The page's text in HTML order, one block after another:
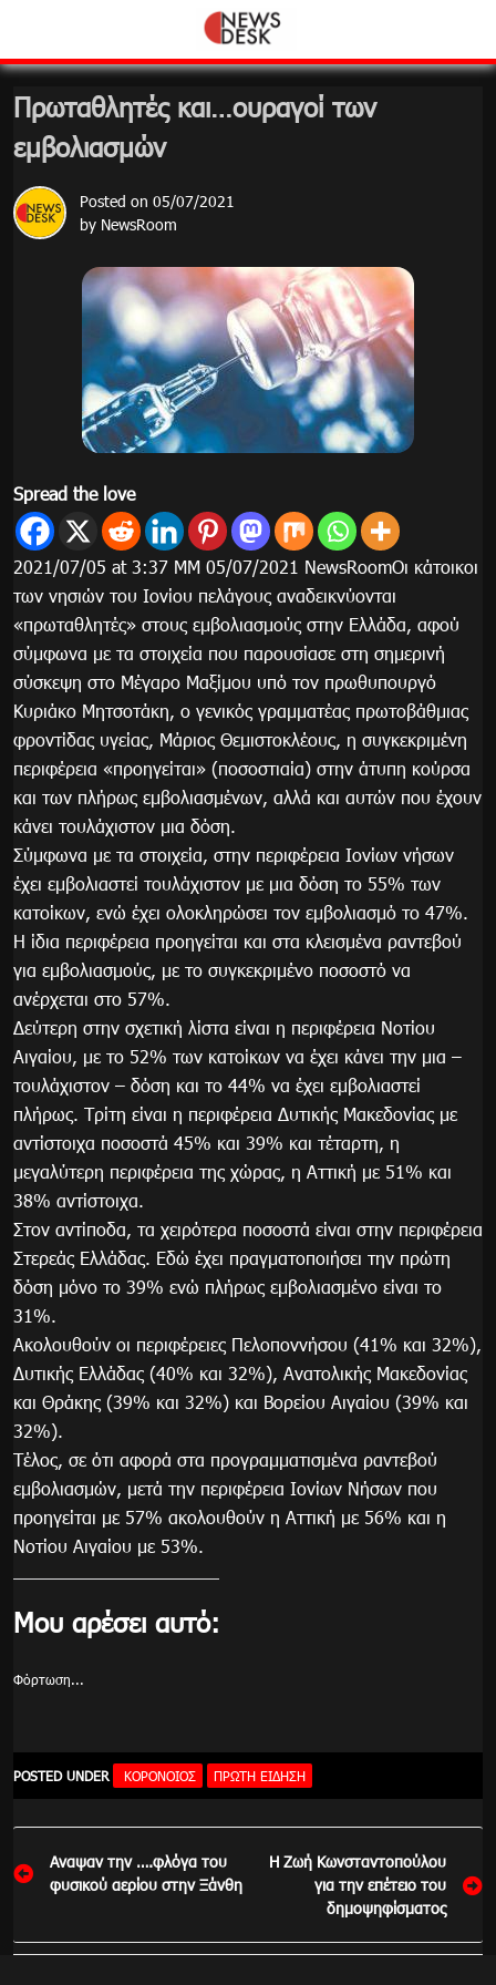
content
Πρωταθλητές και…ουραγοί των
εμβολιασμών
Posted on 05/07/2021
by NewsRoom
Spread the love
2021/07/05 at 3:37 ΜΜ 05/07/2021 NewsRoomΟι κάτοικοι
των νησιών του Ιονίου πελάγους αναδεικνύονται
«πρωταθλητές» στους εμβολιασμούς στην Ελλάδα, αφού
σύμφωνα με τα στοιχεία που παρουσίασε στη σημερινή
σύσκεψη στο Μέγαρο Μαξίμου υπό τον πρωθυπουργό
Κυριάκο Μητσοτάκη, ο γενικός γραμματέας πρωτοβάθμιας
φροντίδας υγείας, Μάριος Θεμιστοκλέους, η συγκεκριμένη
περιφέρεια «προηγείται» (ποσοστιαία) στην άτυπη κούρσα
και των πλήρως εμβολιασμένων, αλλά και αυτών που έχουν
κάνει τουλάχιστον μια δόση.
Σύμφωνα με τα στοιχεία, στην περιφέρεια Ιονίων νήσων
έχει εμβολιαστεί τουλάχιστον με μια δόση το 55% των
κατοίκων, ενώ έχει ολοκληρώσει τον εμβολιασμό το 47%.
Η ίδια περιφέρεια προηγείται και στα κλεισμένα ραντεβού
για εμβολιασμούς, με το συγκεκριμένο ποσοστό να
ανέρχεται στο 57%.
Δεύτερη στην σχετική λίστα είναι η περιφέρεια Νοτίου
Αιγαίου, με το 52% των κατοίκων να έχει κάνει την μια –
τουλάχιστον – δόση και το 44% να έχει εμβολιαστεί
πλήρως. Τρίτη είναι η περιφέρεια Δυτικής Μακεδονίας με
αντίστοιχα ποσοστά 45% και 39% και τέταρτη, η
μεγαλύτερη περιφέρεια της χώρας, η Αττική με 51% και
38% αντίστοιχα.
Στον αντίποδα, τα χειρότερα ποσοστά είναι στην περιφέρεια
Στερεάς Ελλάδας. Εδώ έχει πραγματοποιήσει την πρώτη
δόση μόνο το 39% ενώ πλήρως εμβολιασμένο είναι το
31%.
Ακολουθούν οι περιφέρειες Πελοποννήσου (41% και 32%),
Δυτικής Ελλάδας (40% και 32%), Ανατολικής Μακεδονίας
και Θράκης (39% και 32%) και Βορείου Αιγαίου (39% και
32%).
Τέλος, σε ότι αφορά στα προγραμματισμένα ραντεβού
εμβολιασμών, μετά την περιφέρεια Ιονίων Νήσων που
προηγείται με 57% ακολουθούν η Αττική με 56% και η
Νοτίου Αιγαίου με 53%.
Μου αρέσει αυτό:
Φόρτωση...
POSTED UNDER ΚΟΡΟΝΟΙΟΣ ΠΡΏΤΗ ΕΊΔΗΣΗ
Πλοήγηση
άρθρων
Αναψαν την ….φλόγα του
φυσικού αερίου στην Ξάνθη
Η Ζωή Κωνσταντοπούλου
για την επέτειο του
δημοψηφίσματος